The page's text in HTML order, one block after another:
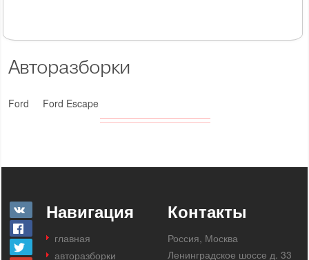
Авторазборки
Ford Ford Escape
Навигация
главная
авторазборки
Контакты
Россия, Москва
Ленинградское шоссе д. 33